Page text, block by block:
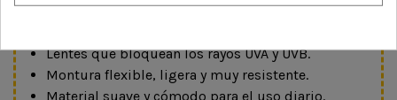
Gafas de sol para bebés de 0 a 36 meses.
Lentes que bloquean los rayos UVA y UVB.
Montura flexible, ligera y muy resistente.
Material suave y cómodo para el uso diario.